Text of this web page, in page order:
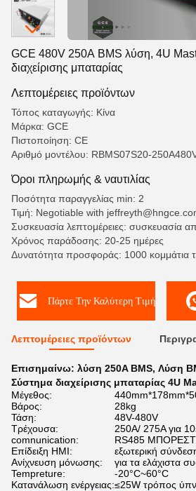
GCE 480V 250A BMS λύση, 4U
διαχείρισης μπαταρίας
Λεπτομέρειες προϊόντων
Τόπος καταγωγής: Κίνα
Μάρκα: GCE
Πιστοποίηση: CE
Αριθμό μοντέλου: RBMS07S20-
Όροι πληρωμής & ναυτιλίας
Ποσότητα παραγγελίας min: 2
Τιμή: Negotiable with
Συσκευασία λεπτομέρειες: συσκευασία
Χρόνος παράδοσης: 20-25 ημέρες
Δυνατότητα προσφοράς: 1000 κομμάτια
Πάρτε Την Καλύτερη Τιμή
Λεπτομέρειες προϊόντων
Επισημαίνω: λύση 250A BMS, Λύση
Σύστημα διαχείρισης μπαταρίας 4U
Μέγεθος:
Βάρος:
28kg
Τάση:
48V-480V
Τρέχουσα:
250A/ 275A για
comnunication:
RS485
Επίδειξη HMI:
εξωτερική
Ανίχνευση μόνωσης:
για τα ελάχιστα
Tempreture:
-20°C~60°C
Κατανάλωση ενέργειας:≤25W τρόπος